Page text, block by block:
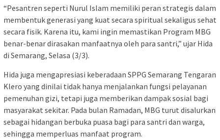
“Pesantren seperti Nurul Islam memiliki peran strategis dalam
membentuk generasi yang kuat secara spiritual sekaligus sehat
secara fisik. Karena itu, kami ingin memastikan Program MBG
benar-benar dirasakan manfaatnya oleh para santri,” ujar Hida
di Semarang, Selasa (3/3).
Hida juga mengapresiasi keberadaan SPPG Semarang Tengaran
Klero yang dinilai tidak hanya menjalankan fungsi pelayanan
pemenuhan gizi, tetapi juga memberikan dampak sosial bagi
masyarakat sekitar. Pada bulan Ramadan, MBG turut disalurkan
sebagai hidangan berbuka puasa bagi para santri dan warga,
sehingga memperluas manfaat program.